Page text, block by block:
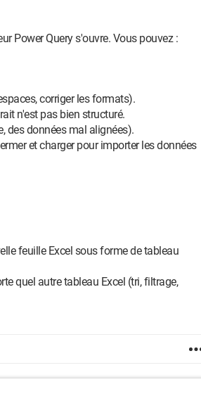
Power Query s'ouvre. Vous pouvez :
corriger les formats).
n'est pas bien structuré.
des données mal alignées).
et charger pour importer les données
feuille Excel sous forme de tableau
quel autre tableau Excel (tri, filtrage,